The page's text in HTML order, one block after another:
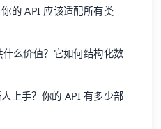
的 API 应该适配所有类
么价值？它如何结构化数
上手？你的 API 有多少部